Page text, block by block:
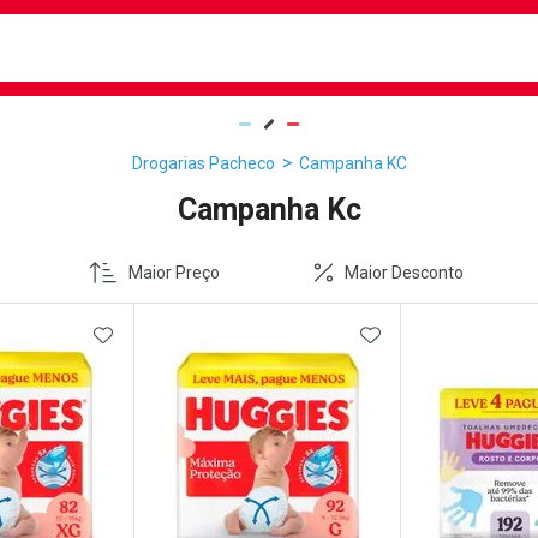
Drogarias Pacheco Campanha KC
Campanha Kc
Maior Preço Maior Desconto
ADICIONAR AOS FAVORITOSADICIONAR AOS